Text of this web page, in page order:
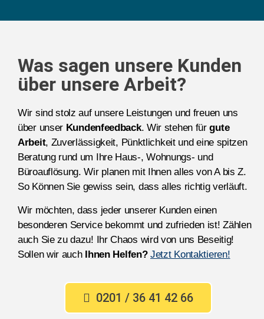
Was sagen unsere Kunden
über unsere Arbeit?
Wir sind stolz auf unsere Leistungen und freuen uns
über unser Kundenfeedback. Wir stehen fürgute
Arbeit, Zuverlässigkeit, Pünktlichkeit und eine spitzen
Beratung rund um Ihre Haus-, Wohnungs- und
Büroauflösung. Wir planen mit Ihnen alles von A bis Z.
So Können Sie gewiss sein, dass alles richtig verläuft.
Wir möchten, dass jeder unserer Kunden einen
besonderen Service bekommt und zufrieden ist! Zählen
auch Sie zu dazu! Ihr Chaos wird von uns Beseitig!
Sollen wir auch Ihnen Helfen? Jetzt Kontaktieren!
0201 / 36 41 42 66